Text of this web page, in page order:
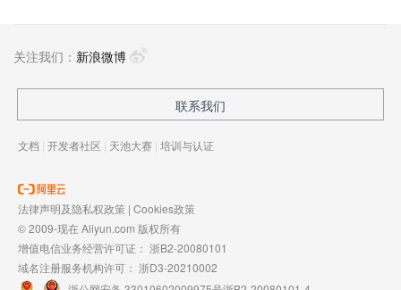
关注我们： 新浪微博
联系我们
文档 | 开发者社区 | 天池大赛 | 培训与认证
法律声明及隐私权政策 | Cookies政策
© 2009-现在 Aliyun.com 版权所有
增值电信业务经营许可证： 浙B2-20080101
域名注册服务机构许可： 浙D3-20210002